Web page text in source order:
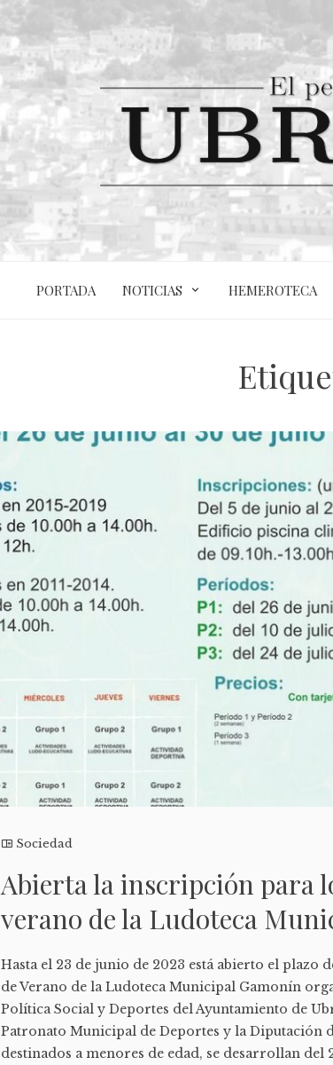
PORTADA NOTICIAS HEMEROTECA
Sociedad
Abierta la inscripción para
verano de la Ludoteca
Hasta el 23 de junio de 2023 está abierto el plazo
de Verano de la Ludoteca Municipal Gamonín
Política Social y Deportes del Ayuntamiento de
Patronato Municipal de Deportes y la Diputación
destinados a menores de edad, se desarrollan